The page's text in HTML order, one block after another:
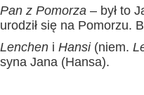
Pan z Pomorza – był to
urodził się na Pomorzu.
Lenchen i Hansi(niem.
syna Jana (Hansa).